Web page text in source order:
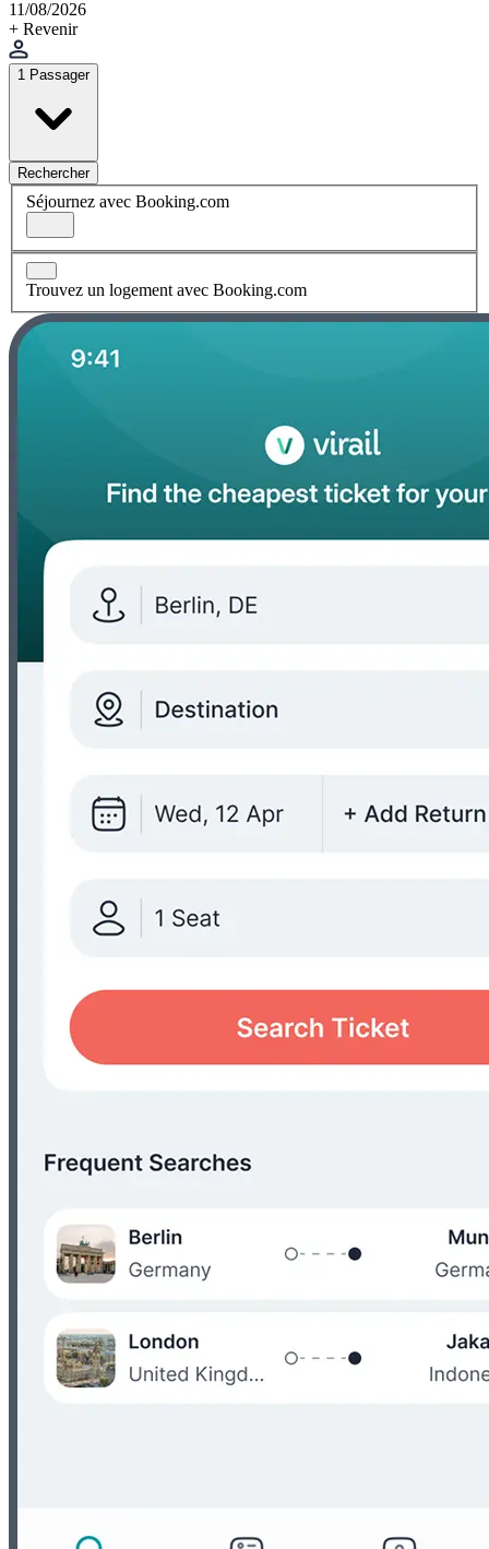
11/08/2026
+ Revenir
1 Passager
Rechercher
Séjournez avec Booking.com
Trouvez un logement avec Booking.com